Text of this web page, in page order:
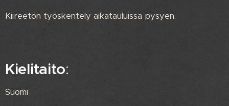
Kiireetön työskentely aikatauluissa pysyen.
Kielitaito:
Suomi